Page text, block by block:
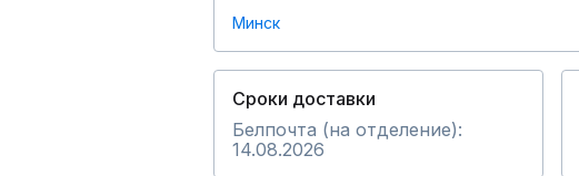
Минск
Сроки доставки
Белпочта (на отделение):
14.08.2026